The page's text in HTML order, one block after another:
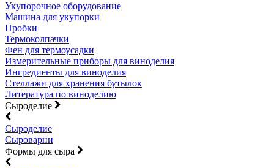
Укупорочное оборудование
Машина для укупорки
Пробки
Термоколпачки
Фен для термоусадки
Измерительные приборы для виноделия
Ингредиенты для виноделия
Стеллажи для хранения бутылок
Литература по виноделию
Сыроделие
Сыроделие
Сыроварни
Формы для сыра